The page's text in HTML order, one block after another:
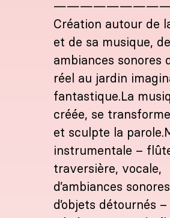
Création autour de
et de sa musique,
ambiances sonores
réel au jardin
fantastique.La
créée, se
et sculpte la
instrumentale –
traversière, vocale,
d’ambiances
d’objets détournés –